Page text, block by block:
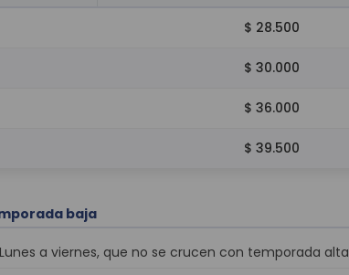
$ 28.500
$ 30.000
$ 36.000
$ 39.500
baja
Lunes a viernes, que no se crucen con temporada alta